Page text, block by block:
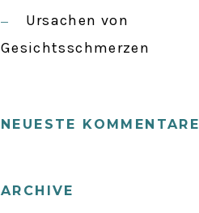
Ursachen von
Gesichtsschmerzen
NEUESTE KOMMENTARE
ARCHIVE